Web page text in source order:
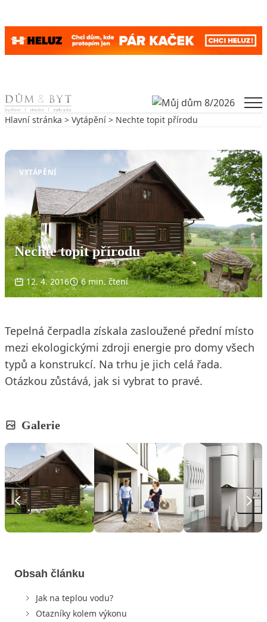
Skip to content
Hlavní stránka > Vytápění > Nechte topit přírodu
VYTÁPĚNÍ
Nechte topit přírodu
12. 4. 2016 6 min. čtení
Tepelná čerpadla získala zasloužené přední místo
mezi ekologickými zdroji energie pro domy všech
typů a konstrukcí. Na trhu je jich celá řada.
Otázkou zůstává, jak si vybrat to pravé.
Galerie
Obsah článku
Jak na teplou vodu?
Otazníky kolem výkonu